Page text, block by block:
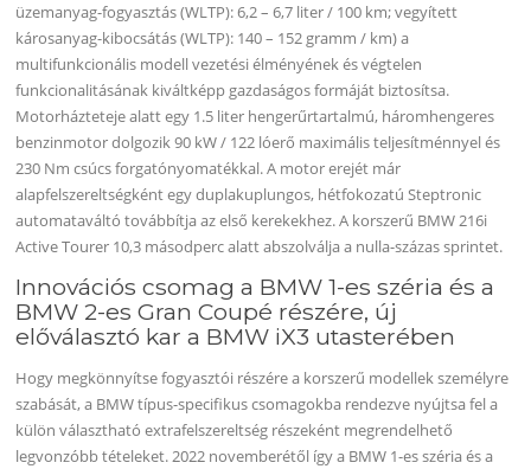
üzemanyag-fogyasztás (WLTP): 6,2 – 6,7 liter / 100 km; vegyített
károsanyag-kibocsátás (WLTP): 140 – 152 gramm / km) a
multifunkcionális modell vezetési élményének és végtelen
funkcionalitásának kiváltképp gazdaságos formáját biztosítsa.
Motorházteteje alatt egy 1.5 liter hengerűrtartalmú, háromhengeres
benzinmotor dolgozik 90 kW / 122 lóerő maximális teljesítménnyel és
230 Nm csúcs forgatónyomatékkal. A motor erejét már
alapfelszereltségként egy duplakuplungos, hétfokozatú Steptronic
automataváltó továbbítja az első kerekekhez. A korszerű BMW 216i
Active Tourer 10,3 másodperc alatt abszolválja a nulla-százas sprintet.
Innovációs csomag a BMW 1-es széria és a
BMW 2-es Gran Coupé részére, új
előválasztó kar a BMW iX3 utasterében
Hogy megkönnyítse fogyasztói részére a korszerű modellek személyre
szabását, a BMW típus-specifikus csomagokba rendezve nyújtsa fel a
külön választható extrafelszereltség részeként megrendelhető
legvonzóbb tételeket. 2022 novemberétől így a BMW 1-es széria és a